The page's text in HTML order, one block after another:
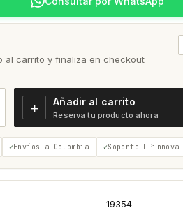
al carrito y finaliza en checkout
＋ Añadir al carrito
Reserva tu producto ahora
Envíos a Colombia Soporte LPinnova
19354